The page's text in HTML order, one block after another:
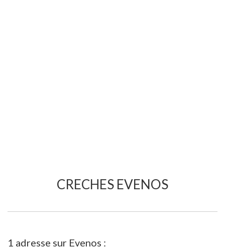
CRECHES EVENOS
1 adresse sur Evenos :